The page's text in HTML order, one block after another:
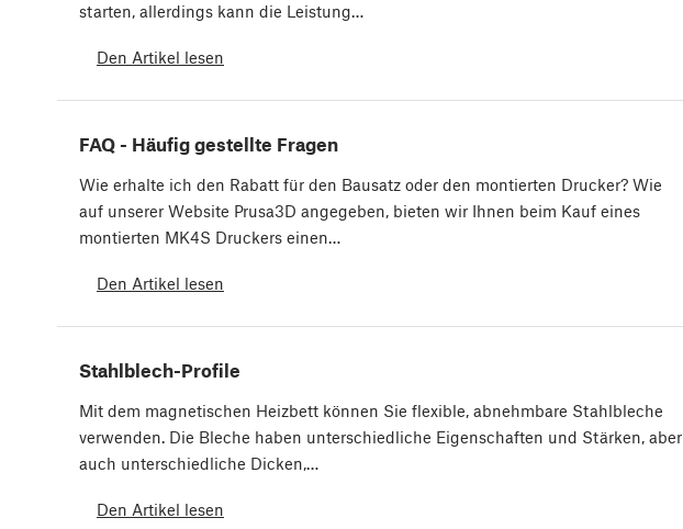
starten, allerdings kann die Leistung…
Den Artikel lesen
FAQ - Häufig gestellte Fragen
Wie erhalte ich den Rabatt für den Bausatz oder den montierten Drucker? Wie
auf unserer Website Prusa3D angegeben, bieten wir Ihnen beim Kauf eines
montierten MK4S Druckers einen…
Den Artikel lesen
Stahlblech-Profile
Mit dem magnetischen Heizbett können Sie flexible, abnehmbare Stahlbleche
verwenden. Die Bleche haben unterschiedliche Eigenschaften und Stärken, aber
auch unterschiedliche Dicken,…
Den Artikel lesen